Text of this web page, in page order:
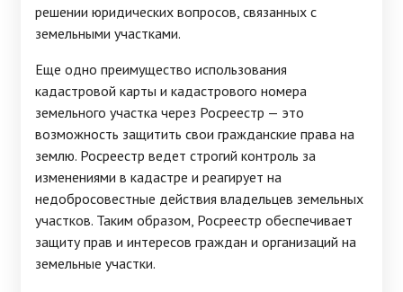
решении юридических вопросов, связанных с
земельными участками.
Еще одно преимущество использования
кадастровой карты и кадастрового номера
земельного участка через Росреестр — это
возможность защитить свои гражданские права на
землю. Росреестр ведет строгий контроль за
изменениями в кадастре и реагирует на
недобросовестные действия владельцев земельных
участков. Таким образом, Росреестр обеспечивает
защиту прав и интересов граждан и организаций на
земельные участки.